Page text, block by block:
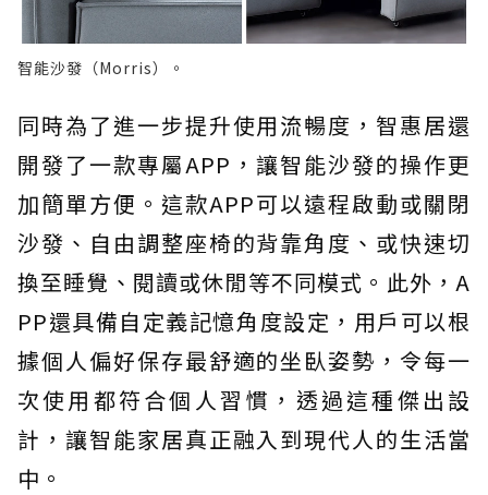
智能沙發（Morris）。
同時為了進一步提升使用流暢度，智惠居還
開發了一款專屬APP，讓智能沙發的操作更
加簡單方便。這款APP可以遠程啟動或關閉
沙發、自由調整座椅的背靠角度、或快速切
換至睡覺、閱讀或休閒等不同模式。此外，A
PP還具備自定義記憶角度設定，用戶可以根
據個人偏好保存最舒適的坐臥姿勢，令每一
次使用都符合個人習慣，透過這種傑出設
計，讓智能家居真正融入到現代人的生活當
中。